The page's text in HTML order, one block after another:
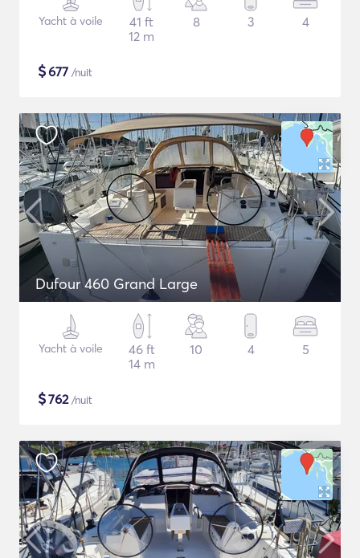
Yacht à voile
41 ft
12 m
8 3 4
$677 /nuit
Dufour 460 Grand Large
Yacht à voile
46 ft
14 m
10 4 5
$762/nuit